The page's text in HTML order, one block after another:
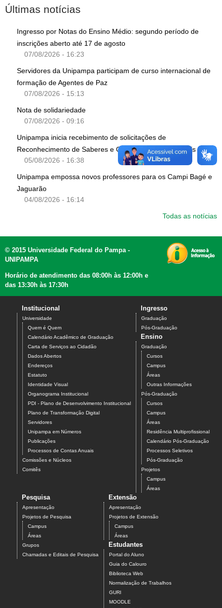
Últimas notícias
Ingresso por Notas do Ensino Médio: segundo período de
inscrições aberto até 17 de agosto
07/08/2026 - 16:23
Servidores da Unipampa participam de curso internacional de
formação de Agentes de Paz
07/08/2026 - 15:13
Nota de solidariedade
07/08/2026 - 09:16
Unipampa inicia recebimento de solicitações de
Reconhecimento de Saberes e Competências para TAEs
05/08/2026 - 16:38
Unipampa empossa novos professores para os Campi Bagé e
Jaguarão
04/08/2026 - 16:14
Todas as notícias
© 2015 Universidade Federal do Pampa -
UNIPAMPA
Horário de atendimento das 08:00h às 12:00h e
das 13:30h às 17:30h
Institucional
Universidade
Quem é Quem
Calendário Acadêmico de Graduação
Carta de Serviços ao Cidadão
Dados Abertos
Endereços
Estatuto
Identidade Visual
Organograma Institucional
PDI - Plano de Desenvolvimento Institucional
Plano de Transformação Digital
Servidores
Unipampa em Números
Publicações
Processos de Contas Anuais
Comissões e Núcleos
Comitês
Ingresso
Graduação
Pós-Graduação
Ensino
Graduação
Cursos
Campus
Áreas
Outras Informações
Pós-Graduação
Cursos
Campus
Áreas
Residência Multiprofissional
Calendário Pós-Graduação
Processos Seletivos
Pós-Graduação
Projetos
Campus
Áreas
Pesquisa
Apresentação
Projetos de Pesquisa
Campus
Áreas
Grupos
Chamadas e Editais de Pesquisa
Extensão
Apresentação
Projetos de Extensão
Campus
Áreas
Estudantes
Portal do Aluno
Guia do Calouro
Biblioteca Web
Normalização de Trabalhos
GURI
MOODLE